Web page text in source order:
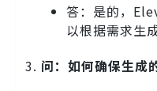
答：是的，
以根据需求生
问：如何确保生成